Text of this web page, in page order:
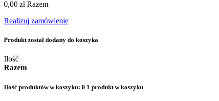
0,00 zł Razem
Realizuj zamówienie
Produkt został dodany do koszyka
Ilość
Razem
Ilość produktów w koszyku: 0 1 produkt w koszyku